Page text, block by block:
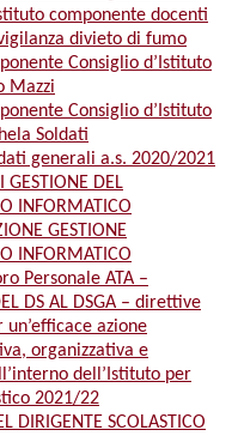
componente docenti
divieto di fumo
Consiglio d’Istituto
Mazzi
Consiglio d’Istituto
Soldati
generali a.s. 2020/2021
GESTIONE DEL
INFORMATICO
GESTIONE
INFORMATICO
Personale ATA –
DS AL DSGA – direttive
azione
organizzativa e
dell’Istituto per
2021/22
DIRIGENTE SCOLASTICO